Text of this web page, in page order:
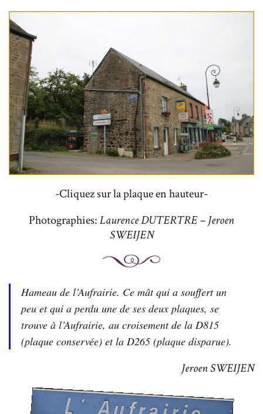
-Cliquez sur la plaque en hauteur-
Photographies:Laurence DUTERTRE – Jeroen
SWEIJEN
Hameau de l’Aufrairie. Ce mât qui a souffert un
peu et qui a perdu une de ses deux plaques, se
trouve à l’Aufrairie, au croisement de la D815
(plaque conservée) et la D265 (plaque disparue).
Jeroen SWEIJEN